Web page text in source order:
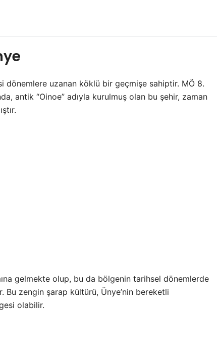
dönemlere uzanan köklü bir geçmişe sahiptir. MÖ 8.
antik “Oinoe” adıyla kurulmuş olan bu şehir, zaman
gelmekte olup, bu da bölgenin tarihsel dönemlerde
Bu zengin şarap kültürü, Ünye’nin bereketli
olabilir.